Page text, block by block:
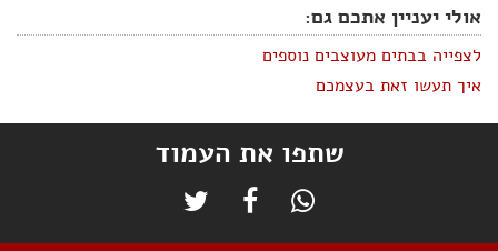
אולי יעניין אתכם גם:
לצפייה בבתים מעוצבים נוספים
איך תעשו זאת בעצמכם
שתפו את העמוד